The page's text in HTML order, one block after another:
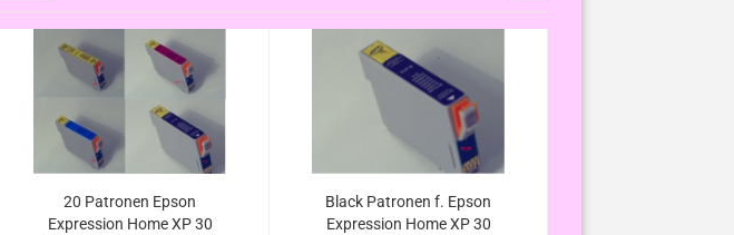
20 Patronen Epson
Expression Home XP 30
Black Patronen f. Epson
Expression Home XP 30